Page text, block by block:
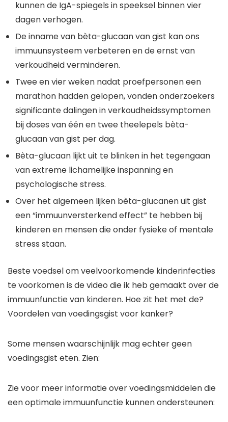
kunnen de IgA-spiegels in speeksel binnen vier
dagen verhogen.
De inname van bèta-glucaan van gist kan ons
immuunsysteem verbeteren en de ernst van
verkoudheid verminderen.
Twee en vier weken nadat proefpersonen een
marathon hadden gelopen, vonden onderzoekers
significante dalingen in verkoudheidssymptomen
bij doses van één en twee theelepels bèta-
glucaan van gist per dag.
Bèta-glucaan lijkt uit te blinken in het tegengaan
van extreme lichamelijke inspanning en
psychologische stress.
Over het algemeen lijken bèta-glucanen uit gist
een “immuunversterkend effect” te hebben bij
kinderen en mensen die onder fysieke of mentale
stress staan.
Beste voedsel om veelvoorkomende kinderinfecties
te voorkomenis de video die ik heb gemaakt over de
immuunfunctie van kinderen. Hoe zit het met de?
Voordelen van voedingsgist voor kanker?
Some mensenwaarschijnlijk mag echter geen
voedingsgist eten. Zien:
Zie voor meer informatie over voedingsmiddelen die
een optimale immuunfunctie kunnen ondersteunen: